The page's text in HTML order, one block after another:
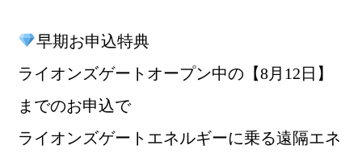
早期お申込特典
ライオンズゲートオープン中の【8月12日】
までのお申込で
ライオンズゲートエネルギーに乗る遠隔エネ